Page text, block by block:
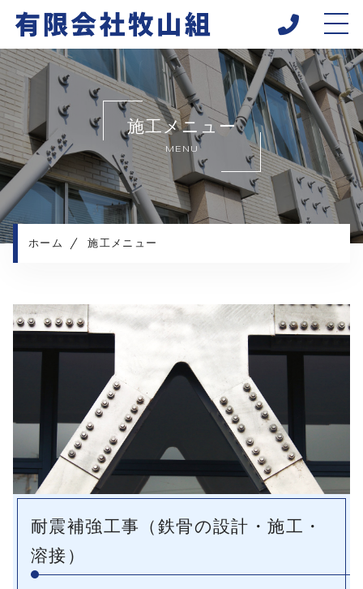
ホーム
当社について
施工メニュー
施工実績
施工の流れ
よくある質問
プライバシーポリシー
施工メニュー
MENU
ホーム 施工メニュー
耐震補強工事（鉄骨の設計・施工・
溶接）